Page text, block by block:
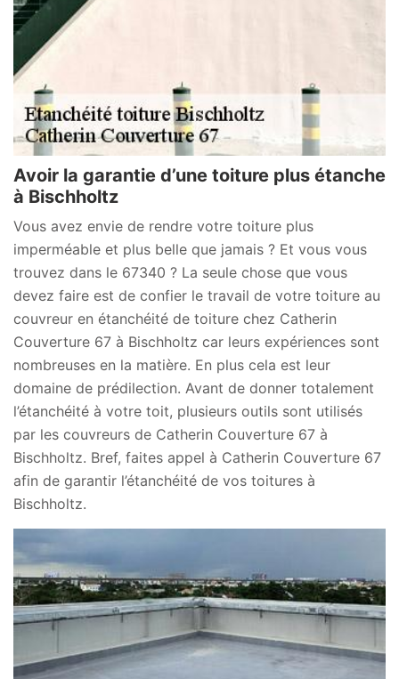
Avoir la garantie d’une toiture plus étanche
à Bischholtz
Vous avez envie de rendre votre toiture plus
imperméable et plus belle que jamais ? Et vous vous
trouvez dans le 67340 ? La seule chose que vous
devez faire est de confier le travail de votre toiture au
couvreur en étanchéité de toiture chez Catherin
Couverture 67 à Bischholtz car leurs expériences sont
nombreuses en la matière. En plus cela est leur
domaine de prédilection. Avant de donner totalement
l’étanchéité à votre toit, plusieurs outils sont utilisés
par les couvreurs de Catherin Couverture 67 à
Bischholtz. Bref, faites appel à Catherin Couverture 67
afin de garantir l’étanchéité de vos toitures à
Bischholtz.